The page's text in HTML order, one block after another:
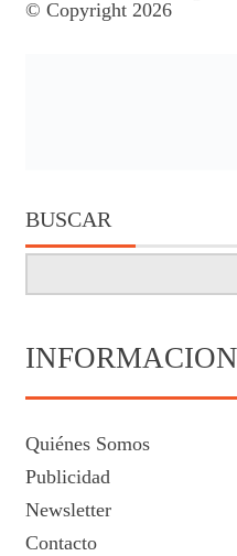
© Copyright 2026
BUSCAR
Quiénes Somos
Publicidad
Newsletter
Contacto